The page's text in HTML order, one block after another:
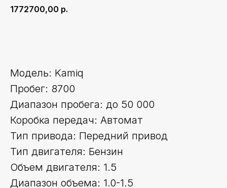
1772700,00 р.
Модель: Kamiq
Пробег: 8700
Диапазон пробега: до 50 000
Коробка передач: Автомат
Тип привода: Передний привод
Тип двигателя: Бензин
Объем двигателя: 1.5
Диапазон объема: 1.0-1.5